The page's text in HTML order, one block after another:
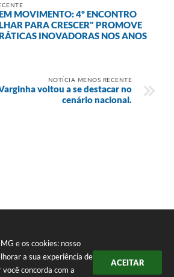
e os cookies: nosso
a sua experiência de
concorda com a
ACEITAR
MOVIMENTO: 4º ENCONTRO
PARA CRESCER" PROMOVE
INOVADORAS NOS ANOS
NOTÍCIA MENOS RECENTE
voltou a se destacar no
cenário nacional.